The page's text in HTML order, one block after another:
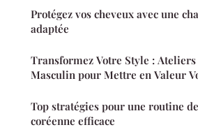
Protégez vos cheveux avec une
adaptée
Transformez Votre Style :
Masculin pour Mettre en Valeur
Top stratégies pour une routine
coréenne efficace